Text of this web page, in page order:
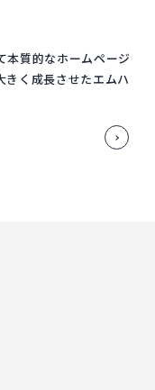
本質的なホームページ
きく成長させたエムハ